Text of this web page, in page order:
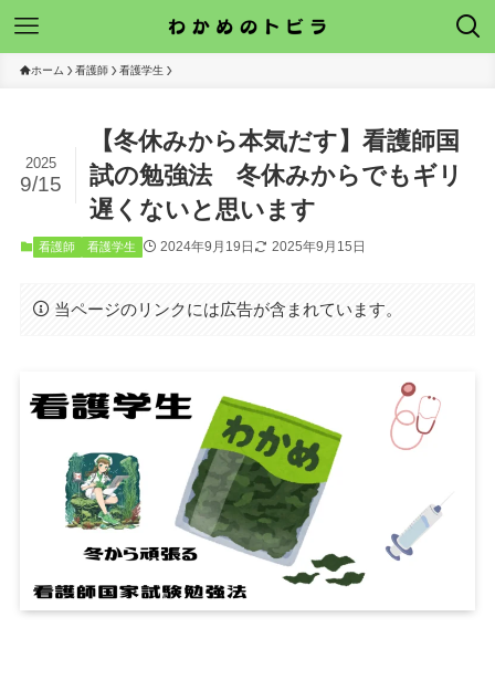
ホーム 看護師 看護学生
【冬休みから本気だす】看護師国
試の勉強法 冬休みからでもギリ
遅くないと思います
2025
9/15
看護師 看護学生 2024年9月19日 2025年9月15日
当ページのリンクには広告が含まれています。